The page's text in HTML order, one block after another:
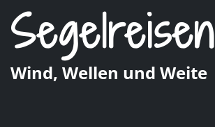
Segelreisen
Wind, Wellen und Weite